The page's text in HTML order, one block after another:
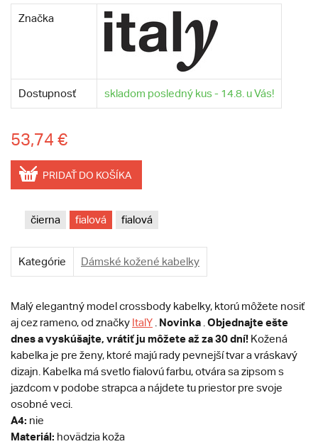
Značka
Dostupnosť skladom posledný kus - 14.8. u Vás!
53,74 €
PRIDAŤ DO KOŠÍKA
čierna fialová fialová
Kategórie Dámské kožené kabelky
Malý elegantný model crossbody kabelky, ktorú môžete nosiť
aj cez rameno, od značky ItalY Novinka Objednajte ešte
dnes a vyskúšajte, vrátiť ju môžete až za 30 dní! Kožená
kabelka je pre ženy, ktoré majú rady pevnejší tvar a vráskavý
dizajn. Kabelka má svetlo fialovú farbu, otvára sa zipsom s
jazdcom v podobe strapca a nájdete tu priestor pre svoje
osobné veci.
A4: nie
Materiál: hovädzia koža